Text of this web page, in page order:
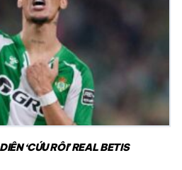
‘CỨU RỖI’ REAL BETIS